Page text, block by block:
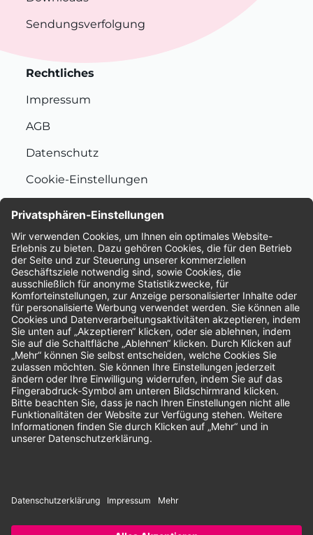
Sendungsverfolgung
Rechtliches
Impressum
AGB
Datenschutz
Cookie-Einstellungen
Bewertungen
Unsere Zahlungsarten:
Rechnung SEPA-Lastschrift Vorkasse